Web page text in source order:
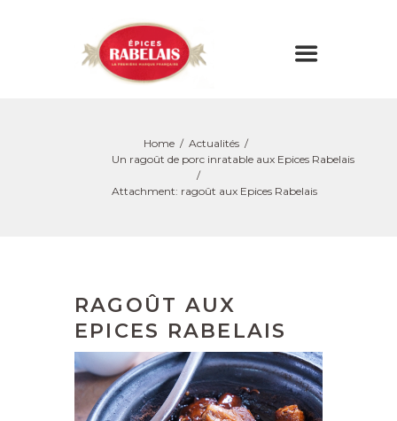
Home
Actualités
Un ragoût de porc inratable aux Epices Rabelais
Attachment: ragoût aux Epices Rabelais
RAGOÛT AUX
EPICES RABELAIS